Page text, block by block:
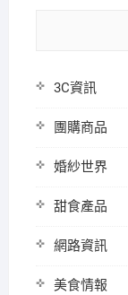
3C資訊
團購商品
婚紗世界
甜食產品
網路資訊
美食情報